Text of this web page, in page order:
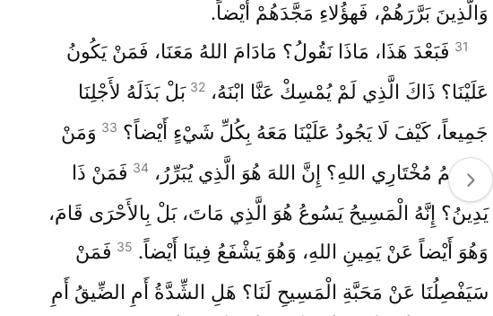
وَالَّذِينَ بَرَّرَهُمْ، فَهؤُلاءِ مَجَّدَهُمْ أَيْضاً.
31 فَبَعْدَ هَذَا، مَاذَا نَقُولُ؟ مَادَامَ اللهُ مَعَنَا، فَمَنْ يَكُونُ
عَلَيْنَا؟ ذَاكَ الَّذِي لَمْ يُمْسِكْ عَنَّا ابْنَهُ، 32 بَلْ بَذَلَهُ لأَجْلِنَا
جَمِيعاً، كَيْفَ لَا يَجُودُ عَلَيْنَا مَعَهُ بِكُلِّ شَيْءٍ أَيْضاً؟ 33 وَمَنْ
سَيَتَّهِمُ مُخْتَارِي اللهِ؟ إِنَّ اللهَ هُوَ الَّذِي يُبَرِّرُ، 34 فَمَنْ ذَا
يَدِينُ؟ إِنَّهُ الْمَسِيحُ يَسُوعُ هُوَ الَّذِي مَاتَ، بَلْ بِالأَحْرَى قَامَ،
وَهُوَ أَيْضاً عَنْ يَمِينِ اللهِ، وَهُوَ يَشْفَعُ فِينَا أَيْضاً. 35 فَمَنْ
سَيَفْصِلُنَا عَنْ مَحَبَّةِ الْمَسِيحِ لَنَا؟ هَلِ الشِّدَّةُ أَمِ الضِّيقُ أَمِ